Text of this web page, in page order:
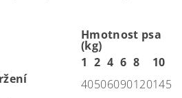
Hmotnost psa
(kg)
1 2 4 6 8
10
40506090120145